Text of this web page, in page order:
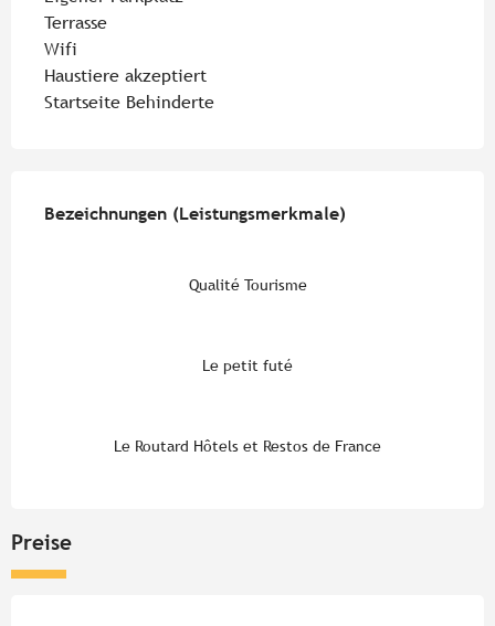
Terrasse
Wifi
Haustiere akzeptiert
Startseite Behinderte
Bezeichnungen (Leistungsmerkmale)
Bezeichnungen (Leistungsmerkmale)
Qualité Tourisme
Le petit futé
Le Routard Hôtels et Restos de France
Preise